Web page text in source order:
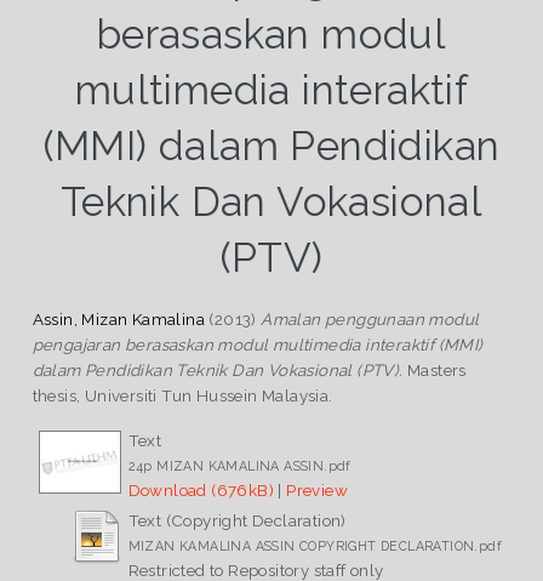
berasaskan modul
multimedia interaktif
(MMI) dalam Pendidikan
Teknik Dan Vokasional
(PTV)
Assin, Mizan Kamalina (2013) Amalan penggunaan modul
pengajaran berasaskan modul multimedia interaktif (MMI)
dalam Pendidikan Teknik Dan Vokasional (PTV). Masters
thesis, Universiti Tun Hussein Malaysia.
Text
24p MIZAN KAMALINA ASSIN.pdf
Download (676kB) | Preview
Text (Copyright Declaration)
MIZAN KAMALINA ASSIN COPYRIGHT DECLARATION.pdf
Restricted to Repository staff only